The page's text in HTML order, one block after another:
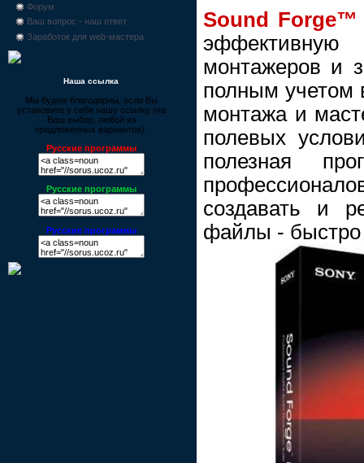
Форум
Ваш вопрос - наш ответ
Заработок для web-мастера
Наша ссылка
Мы будем благодарны, если Вы
установите у себя нашу ссылку (на
Ваш выбор, любой из
предложенных вариантов):
Русские программы
Русские программы
Русские программы
Sound Forge™
монтажеров и
полным учетом
монтажа и
полевых
полезная
создавать и
файлы - быстро